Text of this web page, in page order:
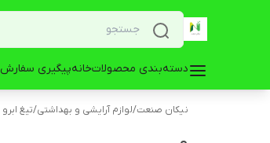
دسته‌بندی محصولاتخانهپیگیری سفارش
نیکان صنعت/لوازم آرایشی و بهداشتی/تیغ ابرو